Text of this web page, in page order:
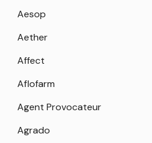
Aesop
Aether
Affect
Aflofarm
Agent Provocateur
Agrado